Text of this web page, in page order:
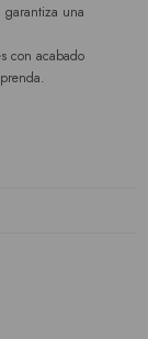
una
con acabado